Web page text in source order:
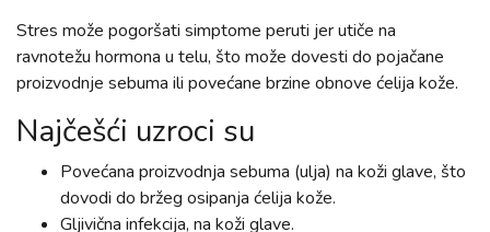
Stres može pogoršati simptome peruti jer utiče na
ravnotežu hormona u telu, što može dovesti do pojačane
proizvodnje sebuma ili povećane brzine obnove ćelija kože.
Najčešći uzroci su
Povećana proizvodnja sebuma (ulja) na koži glave, što
dovodi do bržeg osipanja ćelija kože.
Gljivična infekcija, na koži glave.